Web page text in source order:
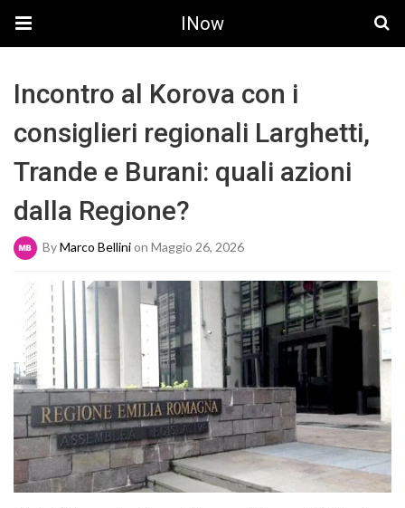
INow
Incontro al Korova con i
consiglieri regionali Larghetti,
Trande e Burani: quali azioni
dalla Regione?
ByMarco Bellinion Maggio 26, 2026